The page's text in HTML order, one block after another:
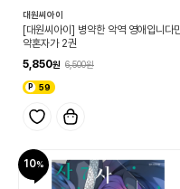
대원씨아이
[대원씨아이] 병약한 악역 영애입니다
약혼자가 2권
5,850
6,500
59
10